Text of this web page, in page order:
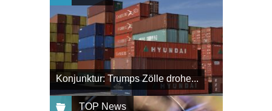
Konjunktur: Trumps Zölle drohe...
TOP News